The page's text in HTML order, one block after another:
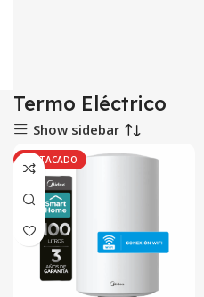
Termo Eléctrico
Show sidebar
DESTACADO